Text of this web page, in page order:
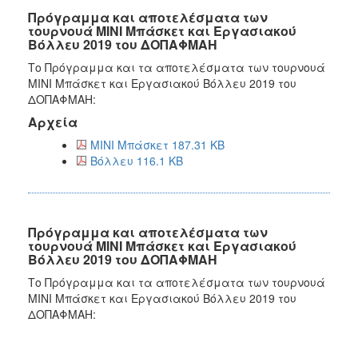
Πρόγραμμα και αποτελέσματα των
τουρνουά ΜΙΝΙ Μπάσκετ και Εργασιακού
Βόλλευ 2019 του ΔΟΠΑΦΜΑΗ
Το Πρόγραμμα και τα αποτελέσματα των τουρνουά
ΜΙΝΙ Μπάσκετ και Εργασιακού Βόλλευ 2019 του
ΔΟΠΑΦΜΑΗ:
Αρχεία
ΜΙΝΙ Μπάσκετ 187.31 KB
Βόλλευ 116.1 KB
Πρόγραμμα και αποτελέσματα των
τουρνουά ΜΙΝΙ Μπάσκετ και Εργασιακού
Βόλλευ 2019 του ΔΟΠΑΦΜΑΗ
Το Πρόγραμμα και τα αποτελέσματα των τουρνουά
ΜΙΝΙ Μπάσκετ και Εργασιακού Βόλλευ 2019 του
ΔΟΠΑΦΜΑΗ: